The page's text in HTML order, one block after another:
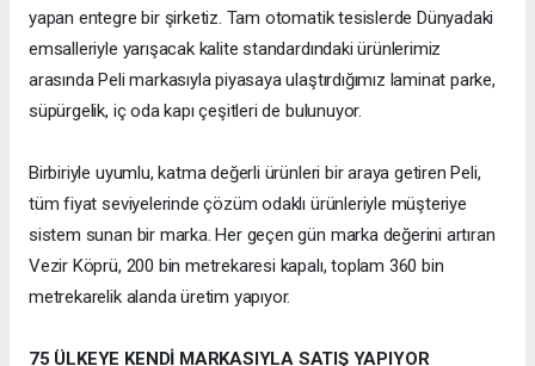
yapan entegre bir şirketiz. Tam otomatik tesislerde Dünyadaki
emsalleriyle yarışacak kalite standardındaki ürünlerimiz
arasında Peli markasıyla piyasaya ulaştırdığımız laminat parke,
süpürgelik, iç oda kapı çeşitleri de bulunuyor.
Birbiriyle uyumlu, katma değerli ürünleri bir araya getiren Peli,
tüm fiyat seviyelerinde çözüm odaklı ürünleriyle müşteriye
sistem sunan bir marka. Her geçen gün marka değerini artıran
Vezir Köprü, 200 bin metrekaresi kapalı, toplam 360 bin
metrekarelik alanda üretim yapıyor.
75 ÜLKEYE KENDİ MARKASIYLA SATIŞ YAPIYOR